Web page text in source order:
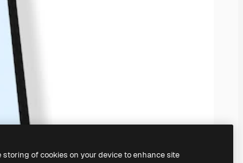
of cookies on your device to enhance site